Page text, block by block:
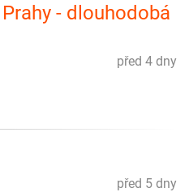
- dlouhodobá
před 4 dny
před 5 dny